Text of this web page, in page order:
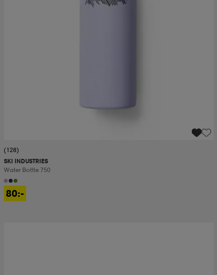
(128)
SKI INDUSTRIES
Water Bottle 750
80:-